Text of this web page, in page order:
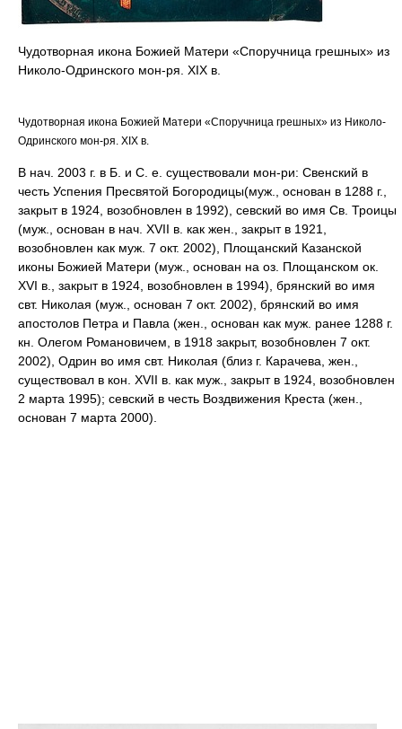
Чудотворная икона Божией Матери «Споручница грешных» из
Николо-Одринского мон-ря. XIX в.
Чудотворная икона Божией Матери «Споручница грешных» из Николо-
Одринского мон-ря. XIX в.
В нач. 2003 г. в Б. и С. е. существовали мон-ри: Свенский в
честь Успения Пресвятой Богородицы(муж., основан в 1288 г.,
закрыт в 1924, возобновлен в 1992), севский во имя Св. Троицы
(муж., основан в нач. XVII в. как жен., закрыт в 1921,
возобновлен как муж. 7 окт. 2002), Площанский Казанской
иконы Божией Матери (муж., основан на оз. Площанском ок.
XVI в., закрыт в 1924, возобновлен в 1994), брянский во имя
свт. Николая (муж., основан 7 окт. 2002), брянский во имя
апостолов Петра и Павла (жен., основан как муж. ранее 1288 г.
кн. Олегом Романовичем, в 1918 закрыт, возобновлен 7 окт.
2002), Одрин во имя свт. Николая (близ г. Карачева, жен.,
существовал в кон. XVII в. как муж., закрыт в 1924, возобновлен
2 марта 1995); севский в честь Воздвижения Креста (жен.,
основан 7 марта 2000).